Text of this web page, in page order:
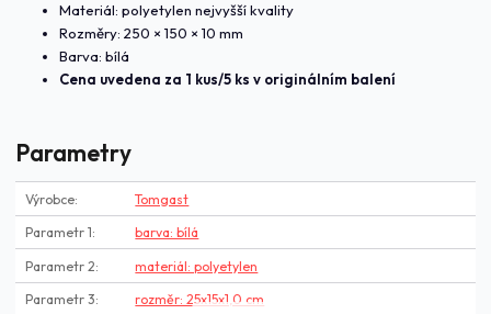
Materiál: polyetylen nejvyšší kvality
Rozměry: 250 × 150 × 10 mm
Barva: bílá
Cena uvedena za 1 kus/5 ks v originálním balení
Parametry
Výrobce Tomgast
Parametr 1 barva: bílá
Parametr 2 materiál: polyetylen
Parametr 3 rozměr: 25x15x1,0 cm